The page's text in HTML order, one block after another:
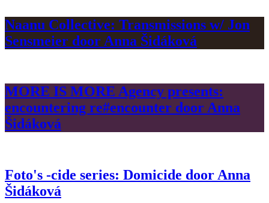
Naanu Collective: Transmissions w/ Jon
Sensmeier door Anna Šidáková
MORE IS MORE Agency presents:
encountering re#encounter door Anna
Šidáková
Foto's -cide series: Domicide door Anna
Šidáková